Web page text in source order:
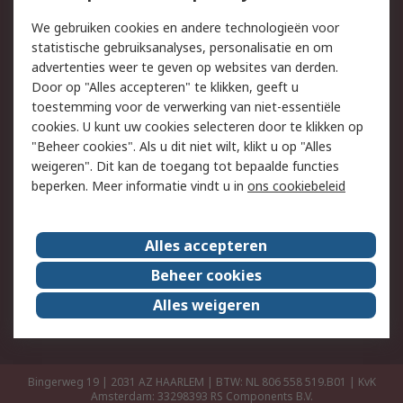
Track & Trace
Wettelijk
Cookiebeleid
Email veiligheid
Privacybeleid
Websitevoorwaarden
Algemene
verkoopvoorwaarden
Over RS
RS Group
Over ons
RS wereldwijd
Werken bij RS
ESG
Bingerweg 19 | 2031 AZ HAARLEM | BTW: NL 806 558 519.B01 | KvK
Amsterdam: 33298393 RS Components B.V.
We gebruiken cookies en andere technologieën voor
statistische gebruiksanalyses, personalisatie en om
advertenties weer te geven op websites van derden.
Door op "Alles accepteren" te klikken, geeft u
toestemming voor de verwerking van niet-essentiële
cookies. U kunt uw cookies selecteren door te klikken op
"Beheer cookies". Als u dit niet wilt, klikt u op "Alles
weigeren". Dit kan de toegang tot bepaalde functies
beperken. Meer informatie vindt u in ons cookiebeleid
Alles accepteren
Beheer cookies
Alles weigeren